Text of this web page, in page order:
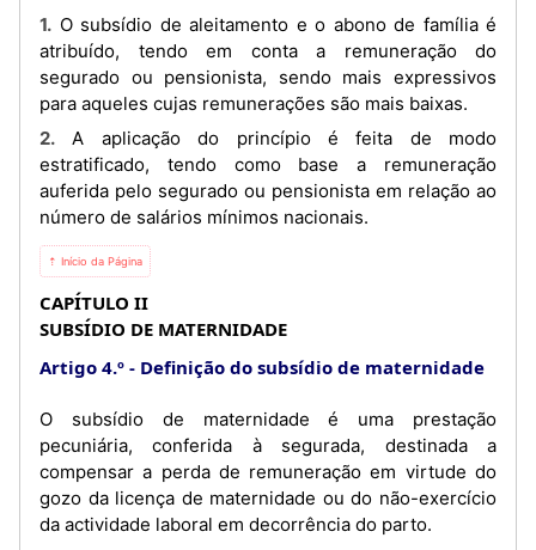
1. O subsídio de aleitamento e o abono de família é
atribuído, tendo em conta a remuneração do
segurado ou pensionista, sendo mais expressivos
para aqueles cujas remunerações são mais baixas.
2. A aplicação do princípio é feita de modo
estratificado, tendo como base a remuneração
auferida pelo segurado ou pensionista em relação ao
número de salários mínimos nacionais.
⇡ Início da Página
CAPÍTULO II
SUBSÍDIO DE MATERNIDADE
Artigo 4.º
Definição do subsídio de maternidade
O subsídio de maternidade é uma prestação
pecuniária, conferida à segurada, destinada a
compensar a perda de remuneração em virtude do
gozo da licença de maternidade ou do não-exercício
da actividade laboral em decorrência do parto.